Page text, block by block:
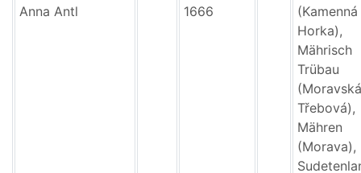
Anna Antl
1666
(Kamenná
Horka),
Mährisch
Trübau
(Moravská
Třebová),
Mähren
(Morava),